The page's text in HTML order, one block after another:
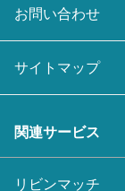
お問い合わせ
サイトマップ
関連サービス
リビンマッチ